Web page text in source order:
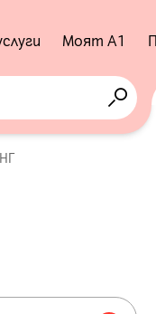
Моят А1